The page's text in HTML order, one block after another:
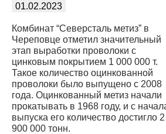
01.02.2023
Комбинат “Северсталь метиз” в
Череповце отметил значительный
этап выработки проволоки с
цинковым покрытием 1 000 000 т.
Такое количество оцинкованной
проволоки было выпущено с 2008
года. Оцинкованный метиз начали
прокатывать в 1968 году, и с
выпуска его количество достигло 2
900 000 тонн.